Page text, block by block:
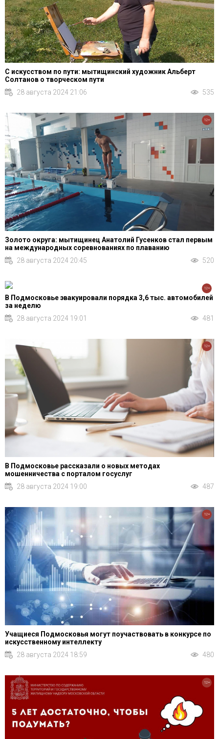
С искусством по пути: мытищинский художник Альберт
Солтанов о творческом пути
28 августа 2024 21:06
535
Золото округа: мытищинец Анатолий Гусенков стал первым
на международных соревнованиях по плаванию
28 августа 2024 20:45
520
12+
В Подмосковье эвакуировали порядка 3,6 тыс. автомобилей
за неделю
28 августа 2024 19:01
481
12+
В Подмосковье рассказали о новых методах
мошенничества с порталом госуслуг
28 августа 2024 19:00
487
12+
Учащиеся Подмосковья могут поучаствовать в конкурсе по
искусственному интеллекту
28 августа 2024 18:59
480
12+
12+